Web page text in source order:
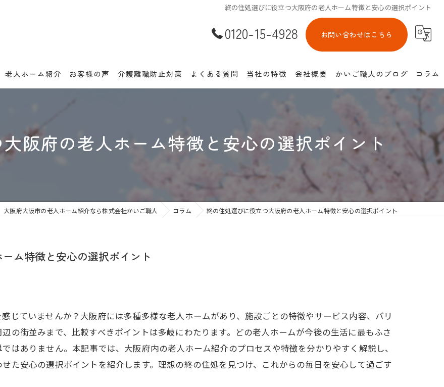
終の住処選びに役立つ大阪府の老人ホーム特徴と安心の選択ポイント
0120-15-4928 お問い合わせはこちら
老人ホーム紹介 お客様の声 介護離職防止対策 よくある質問 当社の特徴
住宅型有料老人ホーム
サービス付き高齢者向け住宅
池田市の老人ホーム紹介
介護離職防止
会社概要 かいご職人のブログ コラム
阪府の老人ホーム特徴と安心の選択ポイント
大阪府大阪市の老人ホーム紹介なら株式会社かいご職人 コラム 終の住処選びに役立つ大阪府の老人ホーム特徴と安心の選択ポイント
ム特徴と安心の選択ポイント
じていませんか？大阪府には多種多様な老人ホームがあり、施設ごとの特徴やサービス内容、バリ
の街並みまで、比較すべきポイントは多岐にわたります。どの老人ホームが今後の生活に最もふさ
はありません。本記事では、大阪府内の老人ホーム紹介のプロセスや特徴を分かりやすく解説し、
た安心の選択ポイントを紹介します。理想の終の住処を見つけ、これからの毎日を安心して過ごす